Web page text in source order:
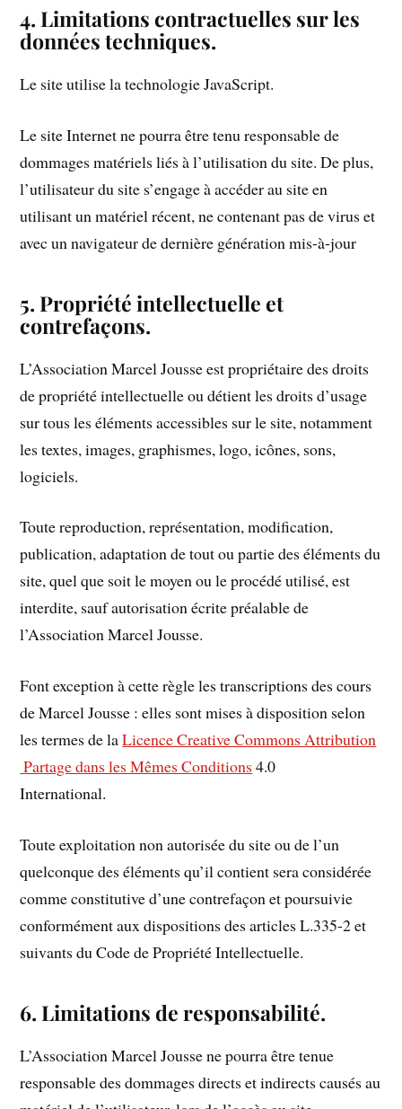
4. Limitations contractuelles sur les
données techniques.
Le site utilise la technologie JavaScript.
Le site Internet ne pourra être tenu responsable de
dommages matériels liés à l’utilisation du site. De plus,
l’utilisateur du site s’engage à accéder au site en
utilisant un matériel récent, ne contenant pas de virus et
avec un navigateur de dernière génération mis-à-jour
5. Propriété intellectuelle et
contrefaçons.
L’Association Marcel Jousse est propriétaire des droits
de propriété intellectuelle ou détient les droits d’usage
sur tous les éléments accessibles sur le site, notamment
les textes, images, graphismes, logo, icônes, sons,
logiciels.
Toute reproduction, représentation, modification,
publication, adaptation de tout ou partie des éléments du
site, quel que soit le moyen ou le procédé utilisé, est
interdite, sauf autorisation écrite préalable de
l’Association Marcel Jousse.
Font exception à cette règle les transcriptions des cours
de Marcel Jousse : elles sont mises à disposition selon
les termes de laLicence Creative Commons Attribution
­ Partage dans les Mêmes Conditions 4.0
International.
Toute exploitation non autorisée du site ou de l’un
quelconque des éléments qu’il contient sera considérée
comme constitutive d’une contrefaçon et poursuivie
conformément aux dispositions des articles L.335-2 et
suivants du Code de Propriété Intellectuelle.
6. Limitations de responsabilité.
L’Association Marcel Jousse ne pourra être tenue
responsable des dommages directs et indirects causés au